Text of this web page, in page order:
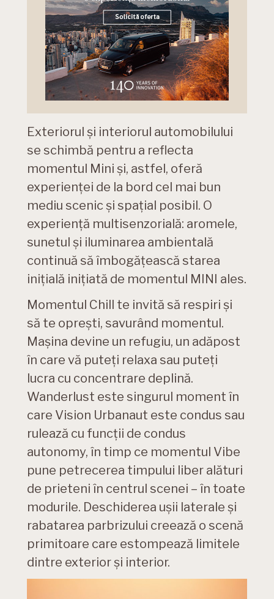
Exteriorul şi interiorul automobilului
se schimbă pentru a reflecta
momentul Mini şi, astfel, oferă
experienţei de la bord cel mai bun
mediu scenic şi spaţial posibil. O
experienţă multisenzorială: aromele,
sunetul şi iluminarea ambientală
continuă să îmbogăţească starea
iniţială iniţiată de momentul MINI ales.
Momentul Chill te invită să respiri şi
să te opreşti, savurând momentul.
Maşina devine un refugiu, un adăpost
în care vă puteţi relaxa sau puteţi
lucra cu concentrare deplină.
Wanderlust este singurul moment în
care Vision Urbanaut este condus sau
rulează cu funcţii de condus
autonomy, în timp ce momentul Vibe
pune petrecerea timpului liber alături
de prieteni în centrul scenei – în toate
modurile. Deschiderea uşii laterale şi
rabatarea parbrizului creează o scenă
primitoare care estompează limitele
dintre exterior şi interior.